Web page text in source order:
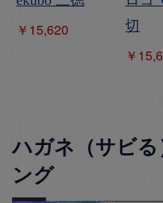
￥15,620
切
￥
ハガネ（サビ
ング